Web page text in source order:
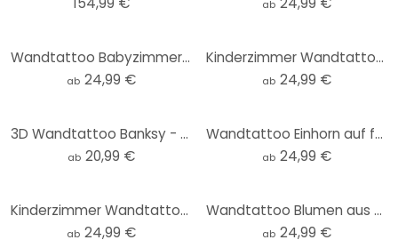
ab
Wandtattoo Babyzimmer - Oliver Robins - Niedliche Tiere unter Palmen - Rund
ab 24,99 €
Kinderzimmer Wandtattoo Sonnensystem mit Planeten und Erde - Ms Tiff - Rund
ab 24,99 €
3D Wandtattoo Banksy - Der Blumenwerfer
ab 20,99 €
Wandtattoo Einhorn auf farbenfroher Blumenwiese - Bonne Müller - Rund
ab 24,99 €
Kinderzimmer Wandtattoo Pferde auf der Blumenwiese - Kikki Belle - Rund
ab 24,99 €
Wandtattoo Blumen aus weißen Perlen - Grande - Rund
ab 24,99 €